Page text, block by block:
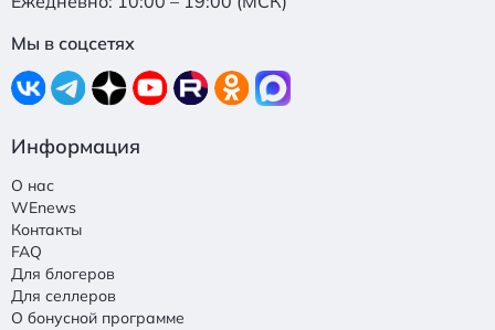
Мы в соцсетях
Информация
О нас
WEnews
Контакты
FAQ
Для блогеров
Для селлеров
О бонусной программе